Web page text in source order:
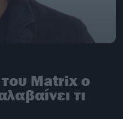
Matrix ο
τι